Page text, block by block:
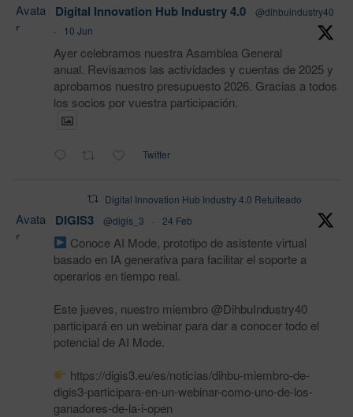
Avata
r
Digital Innovation Hub Industry 4.0
@dihbuindustry40
·
10 Jun
Ayer celebramos nuestra Asamblea General
anual. Revisamos las actividades y cuentas de 2025 y
aprobamos nuestro presupuesto 2026. Gracias a todos
los socios por vuestra participación.
Twitter
Digital Innovation Hub Industry 4.0 Retuiteado
Avata
r
DIGIS3 @digis_3 · 24 Feb
Conoce AI Mode, prototipo de asistente virtual
basado en IA generativa para facilitar el soporte a
operarios en tiempo real.
Este jueves, nuestro miembro @DihbuIndustry40
participará en un webinar para dar a conocer todo el
potencial de AI Mode.
https://digis3.eu/es/noticias/dihbu-miembro-de-
digis3-participara-en-un-webinar-como-uno-de-los-
ganadores-de-la-i-open